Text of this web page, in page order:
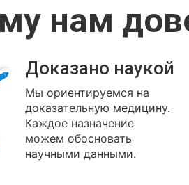
нам
Доказано наукой
Мы ориентируемся на
доказательную медицину.
Каждое назначение
можем обосновать
научными данными.